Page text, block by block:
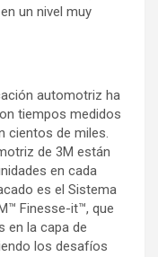
un nivel muy
automotriz ha
tiempos medidos
cientos de miles.
de 3M están
en cada
es el Sistema
Finesse-it™, que
en la capa de
los desafíos